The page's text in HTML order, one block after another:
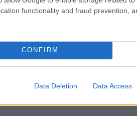
functionality and fraud prevention,
CONFIRM
Data Deletion Data Access
de a csapatok